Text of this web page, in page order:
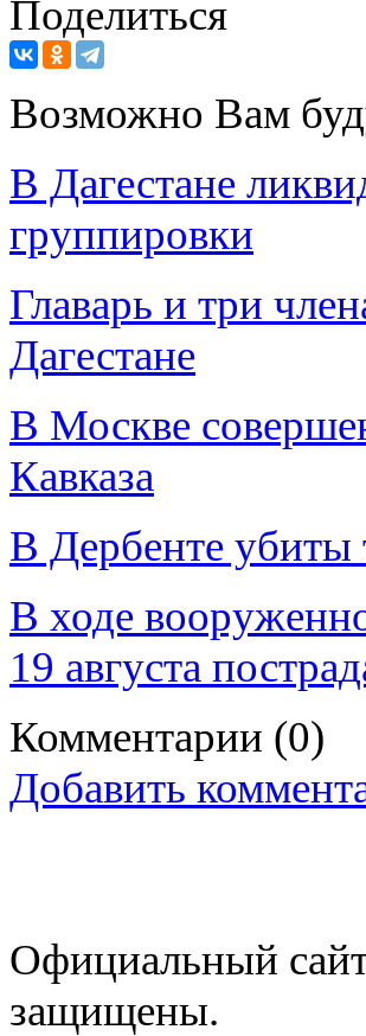
Поделиться
Возможно Вам
В Дагестане
группировки
Главарь и три
Дагестане
В Москве
Кавказа
В Дербенте убиты
В ходе
19 августа
Комментарии (0)
Добавить
Официальный
защищены.